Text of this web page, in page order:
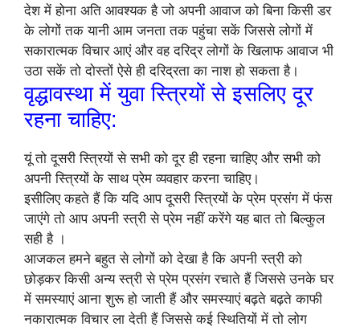
देश में होना अति आवश्यक है जो अपनी आवाज को बिना किसी डर
के लोगों तक यानी आम जनता तक पहुंचा सकें जिससे लोगों में
सकारात्मक विचार आएं और वह दरिद्र लोगों के खिलाफ आवाज भी
उठा सकें तो दोस्तों ऐसे ही दरिद्रता का नाश हो सकता है।
वृद्धावस्था में युवा स्त्रियों से इसलिए दूर
रहना चाहिए:
यूं तो दूसरी स्त्रियों से सभी को दूर ही रहना चाहिए और सभी को
अपनी स्त्रियों के साथ प्रेम व्यवहार करना चाहिए।
इसीलिए कहते हैं कि यदि आप दूसरी स्त्रियों के प्रेम प्रसंग में फंस
जाएंगे तो आप अपनी स्त्री से प्रेम नहीं करेंगे यह बात तो बिल्कुल
सही है ।
आजकल हमने बहुत से लोगों को देखा है कि अपनी स्त्री को
छोड़कर किसी अन्य स्त्री से प्रेम प्रसंग रचाते हैं जिससे उनके घर
में समस्याएं आना शुरू हो जाती हैं और समस्याएं बढ़ते बढ़ते काफी
नकारात्मक विचार ला देती हैं जिससे कई स्थितियों में तो लोग